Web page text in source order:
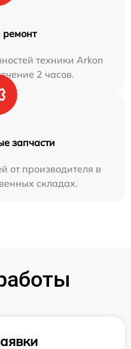
техники Arkon
2 часов.
запчасти
от производителя в
складах.